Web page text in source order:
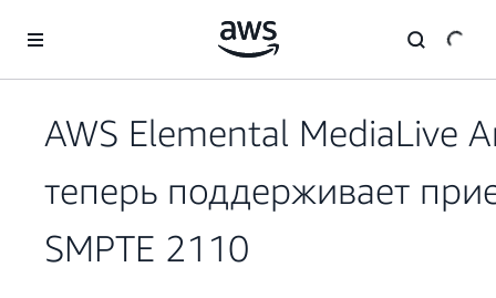
Перейти к главному контенту
AWS Elemental MediaLive
теперь поддерживает
SMPTE 2110